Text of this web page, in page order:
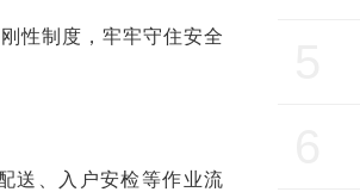
性制度，牢牢守住安全
送、入户安检等作业流